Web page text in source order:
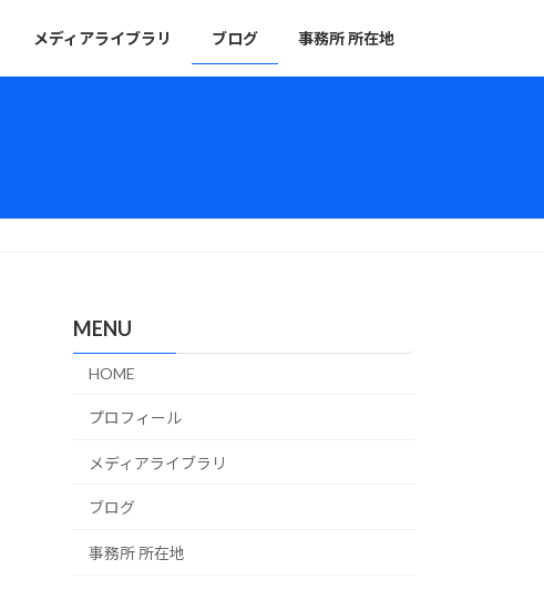
メディアライブラリ ブログ 事務所 所在地
MENU
HOME
プロフィール
メディアライブラリ
ブログ
事務所 所在地